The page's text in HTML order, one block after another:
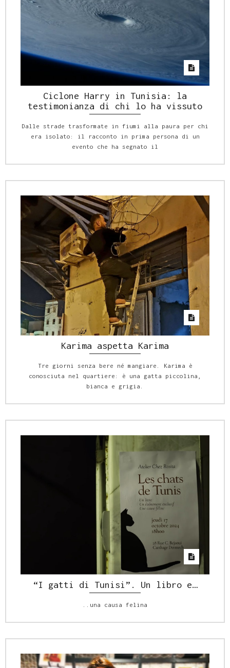
Ciclone Harry in Tunisia: la
testimonianza di chi lo ha vissuto
Dalle strade trasformate in fiumi alla paura per chi
era isolato: il racconto in prima persona di un
evento che ha segnato il
Karima aspetta Karima
Tre giorni senza bere né mangiare. Karima è
conosciuta nel quartiere: è una gatta piccolina,
bianca e grigia.
“I gatti di Tunisi”. Un libro e…
..una causa felina